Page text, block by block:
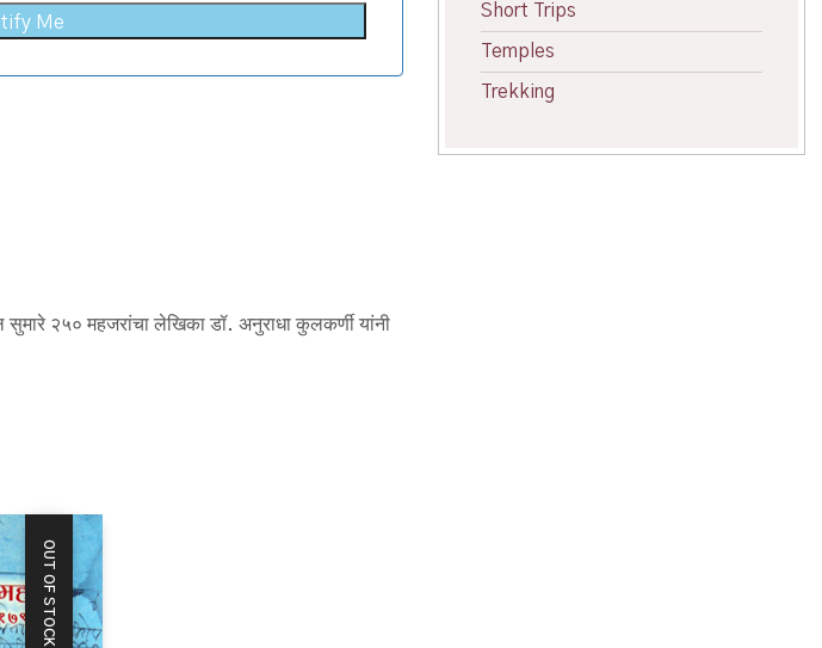
२५० महजरांचा लेखिका डॉ. अनुराधा कुलकर्णी यांनी
OUT OF STOCK
Short Trips
Temples
Trekking